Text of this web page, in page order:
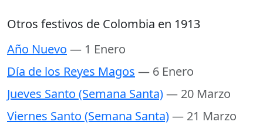
Otros festivos de Colombia en 1913
Año Nuevo — 1 Enero
Día de los Reyes Magos — 6 Enero
Jueves Santo (Semana Santa)— 20 Marzo
Viernes Santo (Semana Santa)— 21 Marzo